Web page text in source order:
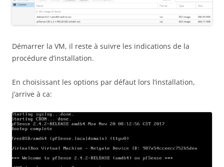
Démarrer la VM, il reste à suivre les indications de la
procédure d’installation.
En choisissant les options par défaut lors l’installation,
j’arrive à ca: